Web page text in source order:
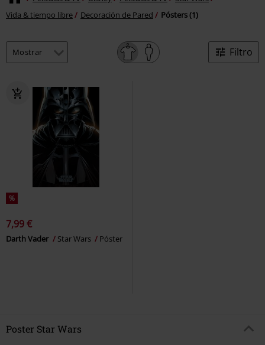
Vida & tiempo libre
Decoración de Pared Pósters (1)
Filtro
%
7,99 €
Darth Vader Star Wars Póster
Poster Star Wars